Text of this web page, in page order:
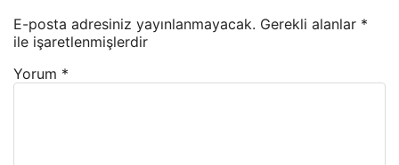
E-posta adresiniz yayınlanmayacak. Gerekli alanlar *
ile işaretlenmişlerdir
Yorum *